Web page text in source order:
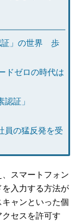
証」の世界 歩
ドゼロの時代は
証」
員の猛反発を受
スマートフォン
入力する方法が
ャンといった個
セスを許可す